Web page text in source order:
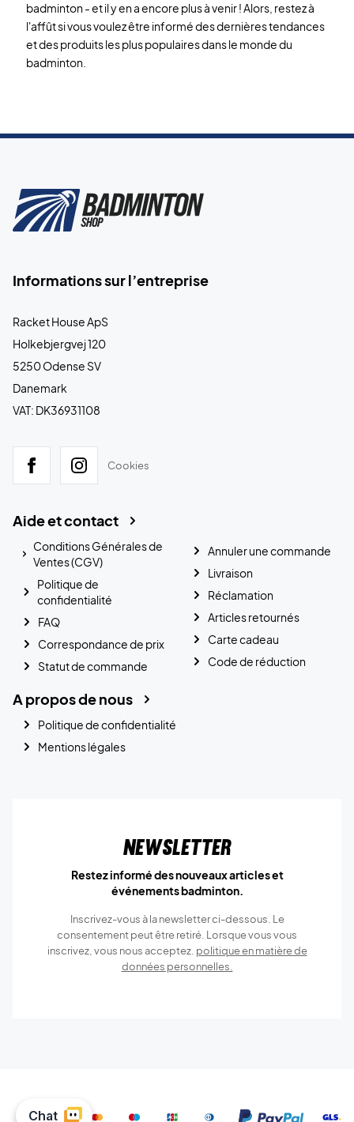
badminton - et il y en a encore plus à venir ! Alors, restez à
l'affût si vous voulez être informé des dernières tendances
et des produits les plus populaires dans le monde du
badminton.
Informations sur l’entreprise
Racket House ApS
Holkebjergvej 120
5250 Odense SV
Danemark
VAT: DK36931108
Cookies
Aide et contact
Conditions Générales de
Ventes (CGV)
Politique de
confidentialité
FAQ
Correspondance de prix
Statut de commande
Annuler une commande
Livraison
Réclamation
Articles retournés
Carte cadeau
Code de réduction
A propos de nous
Politique de confidentialité
Mentions légales
Newsletter
Restez informé des nouveaux articles et
événements badminton.
Inscrivez-vous à la newsletter ci-dessous. Le
consentement peut être retiré. Lorsque vous vous
inscrivez, vous nous acceptez. politique en matière de
données personnelles.